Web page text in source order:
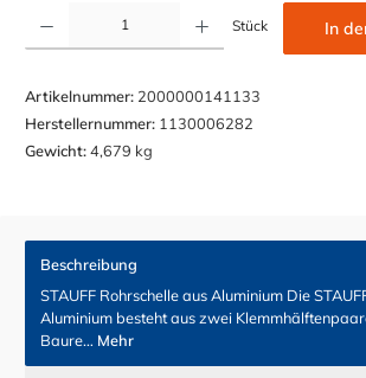
Produkt Anzahl: Gib den gewünschten Wert ein oder benutze
Stück In
Artikelnummer: 2000000141133
Herstellernummer: 1130006282
Gewicht:4,679 kg
Beschreibung
STAUFF Rohrschelle aus Aluminium Die
Aluminium besteht aus zwei
Baure… Mehr